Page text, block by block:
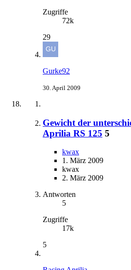
Zugriffe
72k
29
Gurke92
30. April 2009
Gewicht der
Aprilia RS 125 5
kwax
1. März 2009
kwax
2. März 2009
Antworten
5
Zugriffe
17k
5